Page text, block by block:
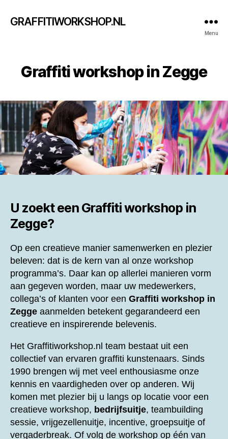
GRAFFITIWORKSHOP.NL
Menu
Graffiti workshop in Zegge
U zoekt een Graffiti workshop in
Zegge?
Op een creatieve manier samenwerken en plezier
beleven: dat is de kern van al onze workshop
programma’s. Daar kan op allerlei manieren vorm
aan gegeven worden, maar uw medewerkers,
collega’s of klanten voor een Graffiti workshop in
Zegge aanmelden betekent gegarandeerd een
creatieve en inspirerende belevenis.
Het Graffitiworkshop.nl team bestaat uit een
collectief van ervaren graffiti kunstenaars. Sinds
1990 brengen wij met veel enthousiasme onze
kennis en vaardigheden over op anderen. Wij
komen met plezier bij u langs op locatie voor een
creatieve workshop, bedrijfsuitje, teambuilding
sessie, vrijgezellenuitje, incentive, groepsuitje of
vergaderbreak. Of volg de workshop op één van